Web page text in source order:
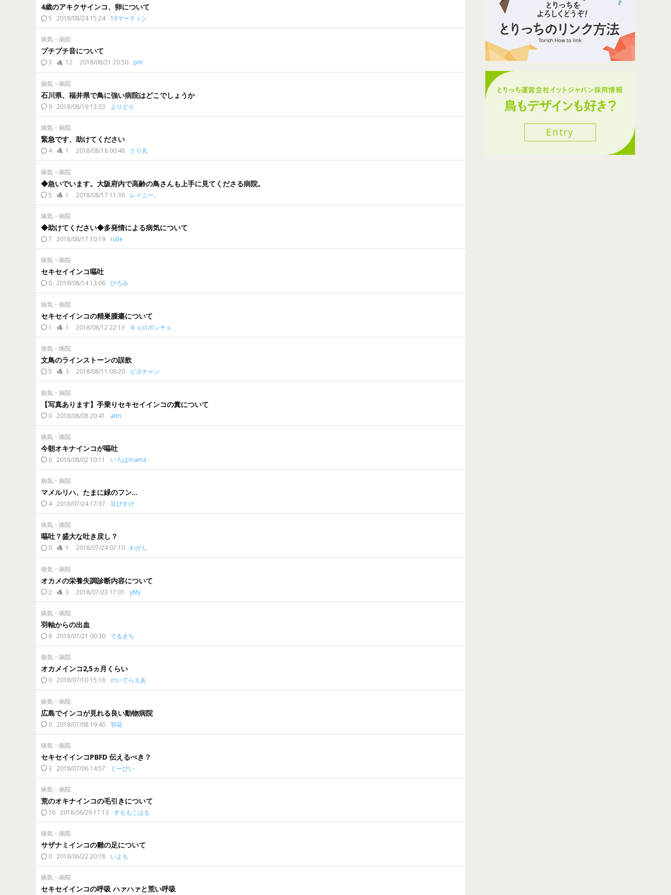
4歳のアキクサインコ、卵について
5 2018/08/24 15:24 13マーティン
病気・病院
プチプチ音について
3 12 2018/08/21 20:50 pm
病気・病院
石川県、福井県で鳥に強い病院はどこでしょうか
9 2018/08/19 13:33 よりどり
病気・病院
緊急です、助けてください
4 1 2018/08/18 00:48 とり丸
病気・病院
◆急いでいます。大阪府内で高齢の鳥さんも上手に見てくださる病院。
5 1 2018/08/17 11:36 レイニー。
病気・病院
◆助けてください◆多発情による病気について
7 2018/08/17 10:19 rulie
病気・病院
セキセイインコ嘔吐
0 2018/08/14 13:06 ぴろみ
病気・病院
セキセイインコの精巣腫瘍について
1 1 2018/08/12 22:13 キョロポンチョ
病気・病院
文鳥のラインストーンの誤飲
5 3 2018/08/11 08:20 ピヨチャン
病気・病院
【写真あります】手乗りセキセイインコの糞について
0 2018/08/08 20:41 atm
病気・病院
今朝オキナインコが嘔吐
0 2018/08/02 10:11 いろはmama
病気・病院
マメルリハ、たまに緑のフン…
4 2018/07/24 17:37 豆ぴすけ
病気・病院
嘔吐？盛大な吐き戻し？
0 1 2018/07/24 07:10 わがし
病気・病院
オカメの栄養失調診断内容について
2 3 2018/07/23 17:01 yMy
病気・病院
羽軸からの出血
8 2018/07/21 00:30 てるきち
病気・病院
オカメインコ2,5ヵ月くらい
0 2018/07/10 15:18 のいてらえあ
病気・病院
広島でインコが見れる良い動物病院
0 2018/07/08 19:40 羽花
病気・病院
セキセイインコPBFD 伝えるべき？
3 2018/07/06 14:57 くーぴい
病気・病院
荒のオキナインコの毛引きについて
16 2018/06/29 17:13 すももこはる
病気・病院
サザナミインコの雛の足について
0 2018/06/22 20:18 いよも
病気・病院
セキセイインコの呼吸 ハァハァと荒い呼吸